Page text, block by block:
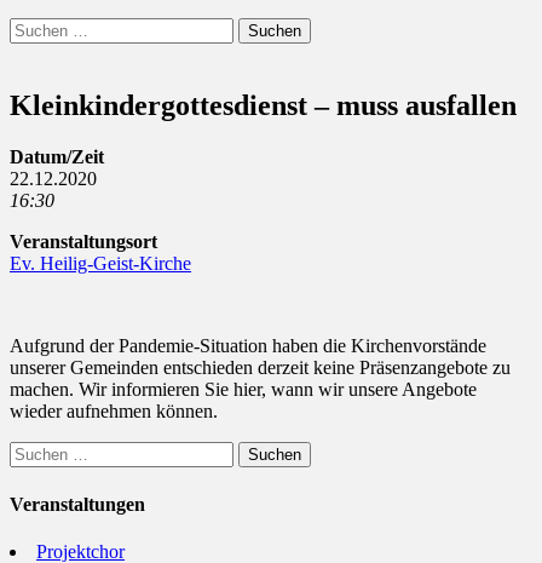
Suchen
Suchen
nach:
Kleinkindergottesdienst – muss ausfallen
Datum/Zeit
22.12.2020
16:30
Veranstaltungsort
Ev. Heilig-Geist-Kirche
Aufgrund der Pandemie-Situation haben die Kirchenvorstände
unserer Gemeinden entschieden derzeit keine Präsenzangebote zu
machen. Wir informieren Sie hier, wann wir unsere Angebote
wieder aufnehmen können.
Suchen
nach:
Veranstaltungen
Projektchor